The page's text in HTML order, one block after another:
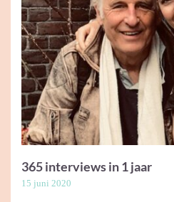
365 interviews in 1 jaar
15 juni 2020